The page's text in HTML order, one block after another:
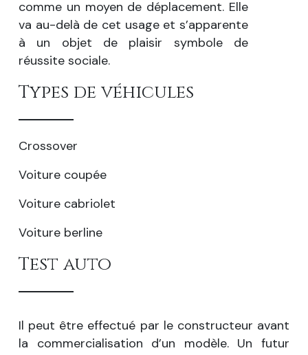
comme un moyen de déplacement. Elle
va au-delà de cet usage et s’apparente
à un objet de plaisir symbole de
réussite sociale.
Types de véhicules
Crossover
Voiture coupée
Voiture cabriolet
Voiture berline
Test auto
Il peut être effectué par le constructeur avant
la commercialisation d’un modèle. Un futur